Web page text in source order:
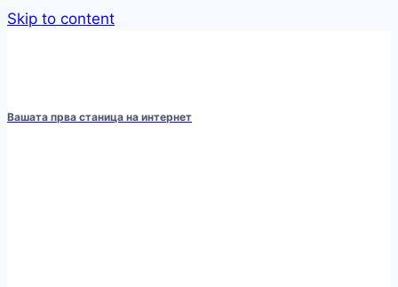
Skip to content
Вашата прва станица на интернет